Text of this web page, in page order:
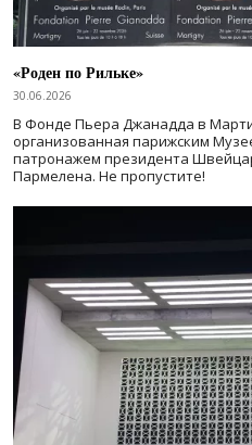
«Роден по Рильке»
30.06.2026
В Фонде Пьера Джанадда в
организованная парижским
патронажем президента
Пармелена. Не пропустите!